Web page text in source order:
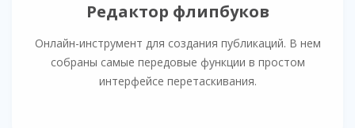
Редактор флипбуков
Онлайн-инструмент для создания публикаций. В нем
собраны самые передовые функции в простом
интерфейсе перетаскивания.